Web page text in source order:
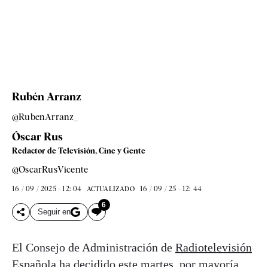
Rubén Arranz
@RubenArranz_
Óscar Rus
Redactor de Televisión, Cine y Gente
@OscarRusVicente
16 / 09 / 2025 - 12: 04 ACTUALIZADO 16 / 09 / 25 - 12: 44
Seguir en
6
El Consejo de Administración de Radiotelevisión
Española ha decidido este martes, por mayoría